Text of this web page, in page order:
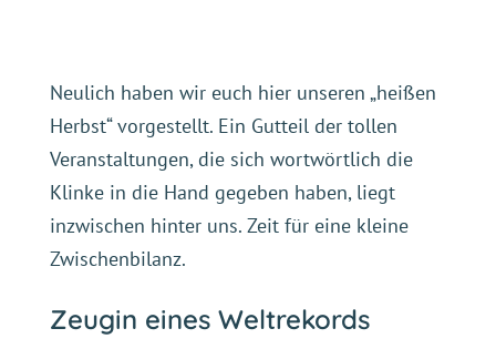
Neulich haben wir euch hier unseren „heißen
Herbst“ vorgestellt. Ein Gutteil der tollen
Veranstaltungen, die sich wortwörtlich die
Klinke in die Hand gegeben haben, liegt
inzwischen hinter uns. Zeit für eine kleine
Zwischenbilanz.
Zeugin eines Weltrekords